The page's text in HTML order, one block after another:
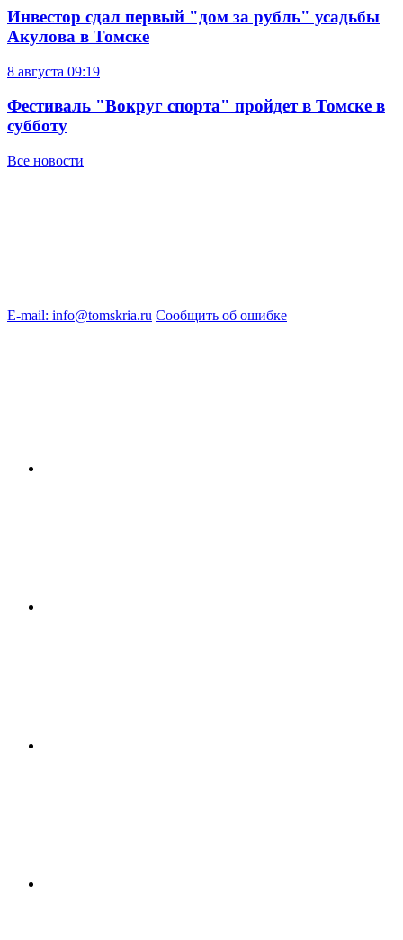
Инвестор сдал первый "дом за рубль" усадьбы
Акулова в Томске
8 августа 09:19
Фестиваль "Вокруг спорта" пройдет в Томске в
субботу
Все новости
E-mail: info@tomskria.ru Сообщить об ошибке